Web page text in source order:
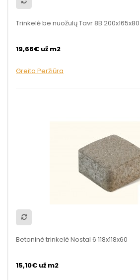
Trinkelė be nuožulų Tavr 8B 200x165x80
19,66€ už m2
Greita Peržiūra
Betoninė trinkelė Nostal 6 118x118x60
15,10€ už m2